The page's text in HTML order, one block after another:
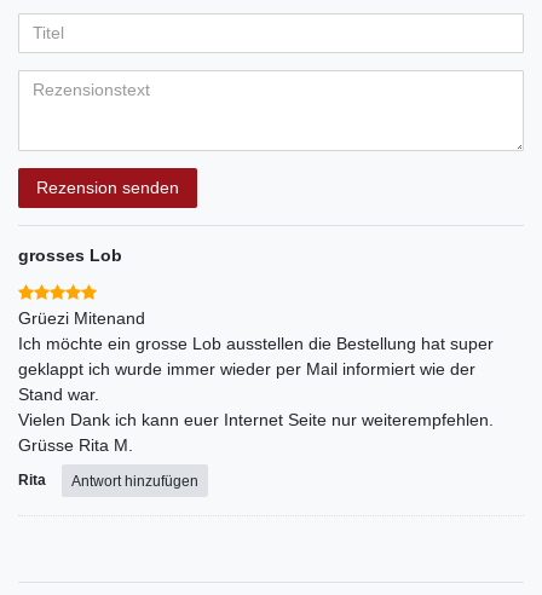
5
Bewertungssternen
5
Bewertungssternen
5
Bewertungssternen
5
Bewertungssternen
5
Bewertungssternen
Anzeigename
(optional)
Rezension senden
grosses Lob
Grüezi Mitenand
Ich möchte ein grosse Lob ausstellen die Bestellung hat super
geklappt ich wurde immer wieder per Mail informiert wie der
Stand war.
Vielen Dank ich kann euer Internet Seite nur weiterempfehlen.
Grüsse Rita M.
Rita Antwort hinzufügen